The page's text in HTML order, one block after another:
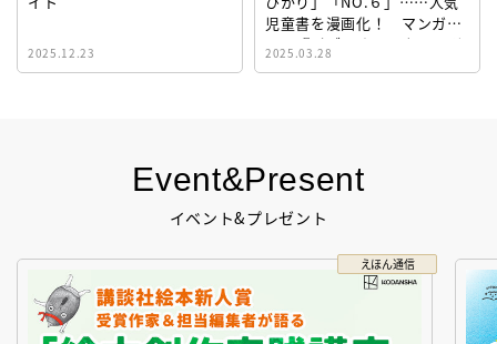
Event&Present
イベント&プレゼント
えほん通信
2025.12.23
児童書を漫画化！ マンガサ
イト『ビブリオシリウス』誕
生！
2025.03.28